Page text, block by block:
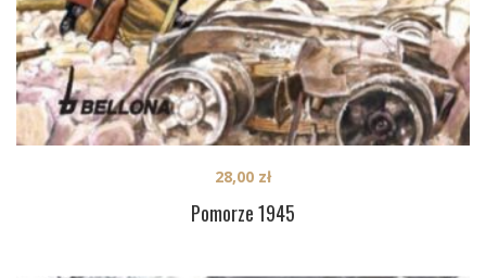
Pomorze 1945
28,00 zł